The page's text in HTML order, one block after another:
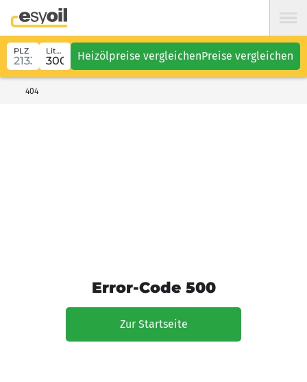
PLZ Liter Heizölpreise vergleichenPreise vergleichen
404
Error-Code 500
Zur Startseite